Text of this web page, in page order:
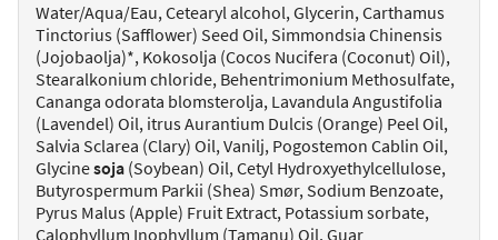
Water/Aqua/Eau, Cetearyl alcohol, Glycerin, Carthamus
Tinctorius (Safflower) Seed Oil, Simmondsia Chinensis
(Jojobaolja)*, Kokosolja (Cocos Nucifera (Coconut) Oil),
Stearalkonium chloride, Behentrimonium Methosulfate,
Cananga odorata blomsterolja, Lavandula Angustifolia
(Lavendel) Oil, itrus Aurantium Dulcis (Orange) Peel Oil,
Salvia Sclarea (Clary) Oil, Vanilj, Pogostemon Cablin Oil,
Glycinesoja (Soybean) Oil, Cetyl Hydroxyethylcellulose,
Butyrospermum Parkii (Shea) Smør, Sodium Benzoate,
Pyrus Malus (Apple) Fruit Extract, Potassium sorbate,
Calophyllum Inophyllum (Tamanu) Oil, Guar